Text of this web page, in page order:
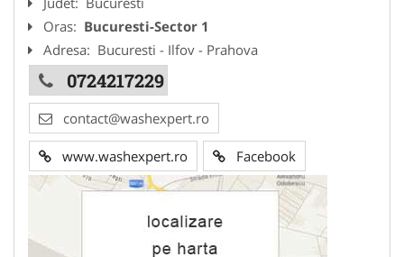
Oras: Bucuresti-Sector 1
Adresa: Bucuresti - Ilfov - Prahova
0724217229
contact@washexpert.ro
www.washexpert.ro Facebook